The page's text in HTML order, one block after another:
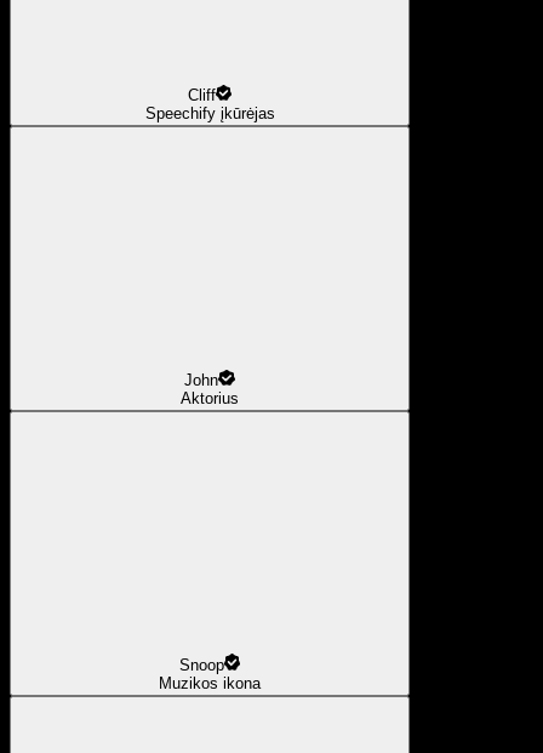
Cliff
Speechify įkūrėjas
John
Aktorius
Snoop
Muzikos ikona